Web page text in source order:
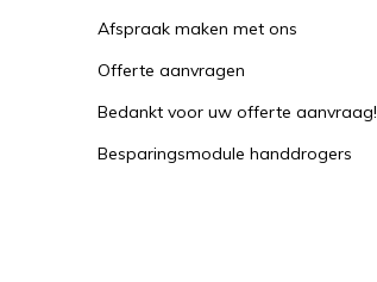
Afspraak maken met ons
Offerte aanvragen
Bedankt voor uw offerte aanvraag!
Besparingsmodule handdrogers